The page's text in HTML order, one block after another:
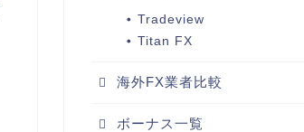
Tradeview
Titan FX
海外FX業者比較
ボーナス一覧